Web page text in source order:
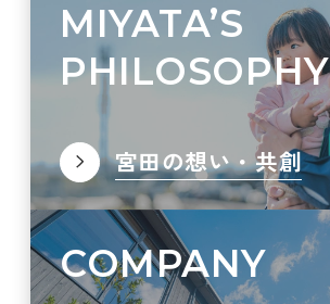
MIYATA’S
PHILOSOPHY
宮田の想い・共創
COMPANY